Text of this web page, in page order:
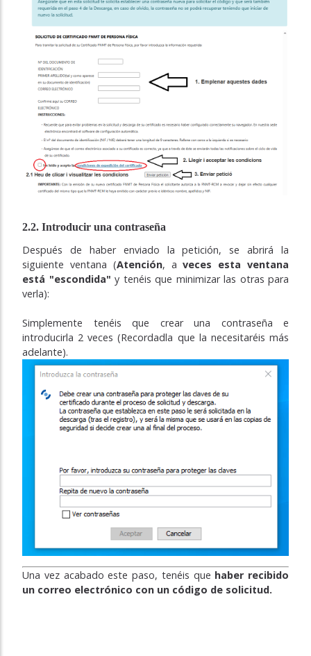
2.2. Introducir una contraseña
Después de haber enviado la petición, se abrirá la
siguiente ventana (Atención, aveces esta ventana
está "escondida" y tenéis que minimizar las otras para
verla):
Simplemente tenéis que crear una contraseña e
introducirla 2 veces (Recordadla que la necesitaréis más
adelante).
Una vez acabado este paso, tenéis que haber recibido
un correo electrónico con un código de solicitud.